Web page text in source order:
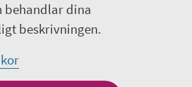
behandlar dina
beskrivningen.